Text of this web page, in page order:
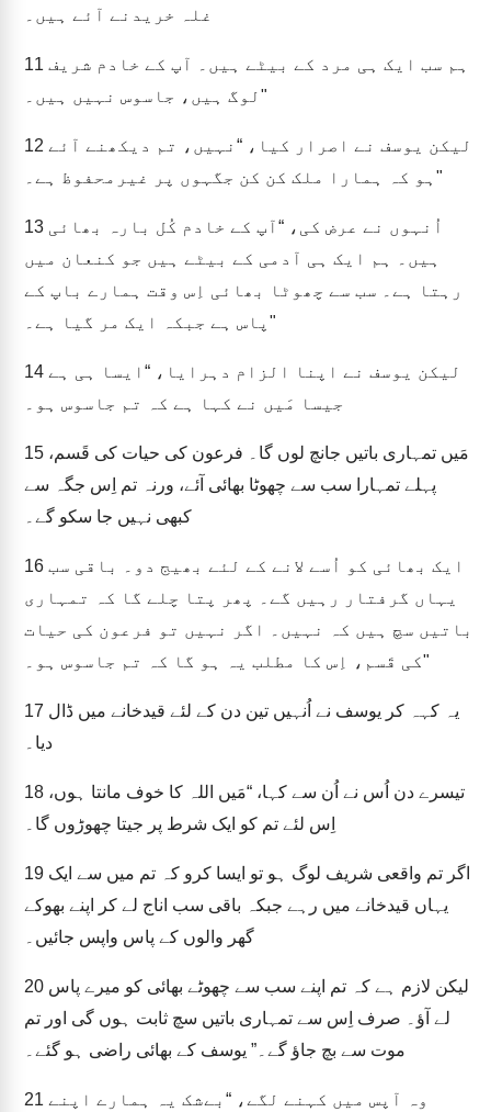
غلہ خریدنے آئے ہیں۔
11
لوگ ہیں، جاسوس نہیں ہیں۔"
12
ہو کہ ہمارا ملک کن کن جگہوں پر غیرمحفوظ ہے۔"
13
ہیں۔ ہم ایک ہی آدمی کے بیٹے ہیں جو کنعان میں
رہتا ہے۔ سب سے چھوٹا بھائی اِس وقت ہمارے باپ کے
پاس ہے جبکہ ایک مر گیا ہے۔"
14
جیسا مَیں نے کہا ہے کہ تم جاسوس ہو۔
15
پہلے تمہارا سب سے چھوٹا بھائی آئے، ورنہ تم اِس جگہ سے
کبھی نہیں جا سکو گے۔
16
یہاں گرفتار رہیں گے۔ پھر پتا چلے گا کہ تمہاری
باتیں سچ ہیں کہ نہیں۔ اگر نہیں تو فرعون کی حیات
کی قَسم، اِس کا مطلب یہ ہو گا کہ تم جاسوس ہو۔"
17
دیا۔
18
اِس لئے تم کو ایک شرط پر جیتا چھوڑوں گا۔
19
یہاں قیدخانے میں رہے جبکہ باقی سب اناج لے کر اپنے بھوکے
گھر والوں کے پاس واپس جائیں۔
20
لے آؤ۔ صرف اِس سے تمہاری باتیں سچ ثابت ہوں گی اور تم
موت سے بچ جاؤ گے۔” یوسف کے بھائی راضی ہو گئے۔
21